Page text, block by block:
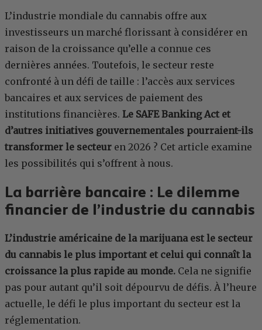
L’industrie mondiale du cannabis offre aux
investisseurs un marché florissant à considérer en
raison de la croissance qu’elle a connue ces
dernières années. Toutefois, le secteur reste
confronté à un défi de taille : l’accès aux services
bancaires et aux services de paiement des
institutions financières. Le SAFE Banking Act et
d’autres initiatives gouvernementales pourraient-ils
transformer le secteur en 2026 ? Cet article examine
les possibilités qui s’offrent à nous.
La barrière bancaire : Le dilemme
financier de l’industrie du cannabis
L’industrie américaine de la marijuana est le secteur
du cannabis le plus important et celui qui connaît la
croissance la plus rapide au monde. Cela ne signifie
pas pour autant qu’il soit dépourvu de défis. À l’heure
actuelle, le défi le plus important du secteur est la
réglementation.